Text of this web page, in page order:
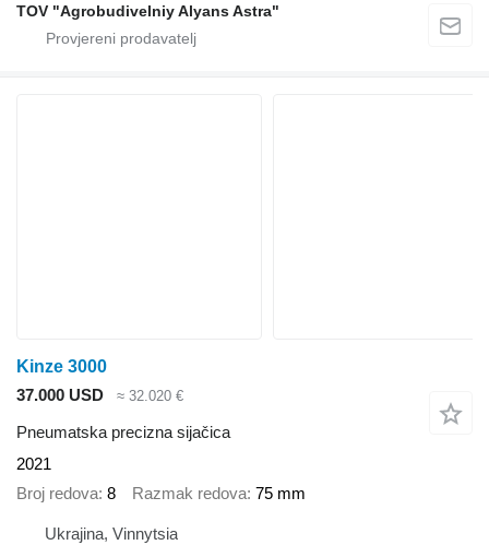
TOV "Agrobudivelniy Alyans Astra"
Kinze 3000
37.000 USD
≈ 32.020 €
Pneumatska precizna sijačica
2021
Broj redova 8 Razmak redova 75 mm
Ukrajina, Vinnytsia